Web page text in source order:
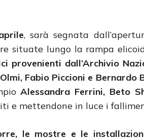
, sarà segnata
situate lungo la rampa
provenienti dall’Archivio
Fabio Piccioni e Bernardo
Alessandra Ferrini, Beto
e mettendone in luce i
le mostre e le